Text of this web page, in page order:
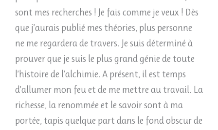
sont mes recherches ! Je fais comme je veux ! Dès
que j’aurais publié mes théories, plus personne
ne me regardera de travers. Je suis déterminé à
prouver que je suis le plus grand génie de toute
l’histoire de l’alchimie. A présent, il est temps
d’allumer mon feu et de me mettre au travail. La
richesse, la renommée et le savoir sont à ma
portée, tapis quelque part dans le fond obscur de